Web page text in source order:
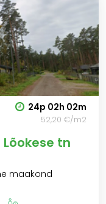
24p 02h 02m
52,20 €/m2
tn
maakond